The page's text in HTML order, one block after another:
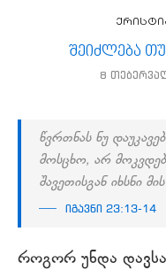
შეიძლება თუ
8
წვრთნას ნუ
მოსცხო, არ
შავეთისგან იხსნი
იგავნი 23:13-14
როგორ უნდა